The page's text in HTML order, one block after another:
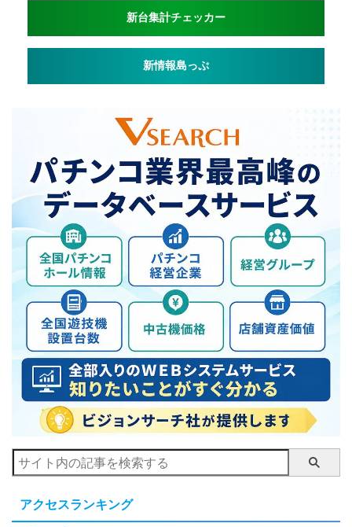
新台集計チェッカー
新情報島っぷ
アクセスランキング